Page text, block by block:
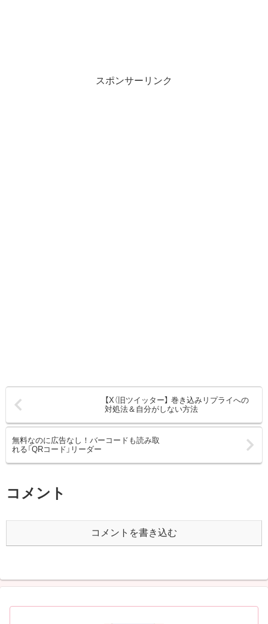
スポンサーリンク
【X（旧ツイッター】 巻き込みリプライへの
対処法＆自分がしない方法
無料なのに広告なし！バーコードも読み取
れる「QRコード」リーダー
コメント
コメントを書き込む